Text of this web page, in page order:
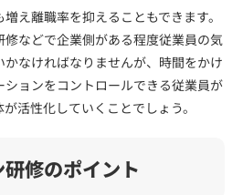
え離職率を抑えることもできます。
などで企業側がある程度従業員の気
なければなりませんが、時間をかけ
ョンをコントロールできる従業員が
活性化していくことでしょう。
修のポイント